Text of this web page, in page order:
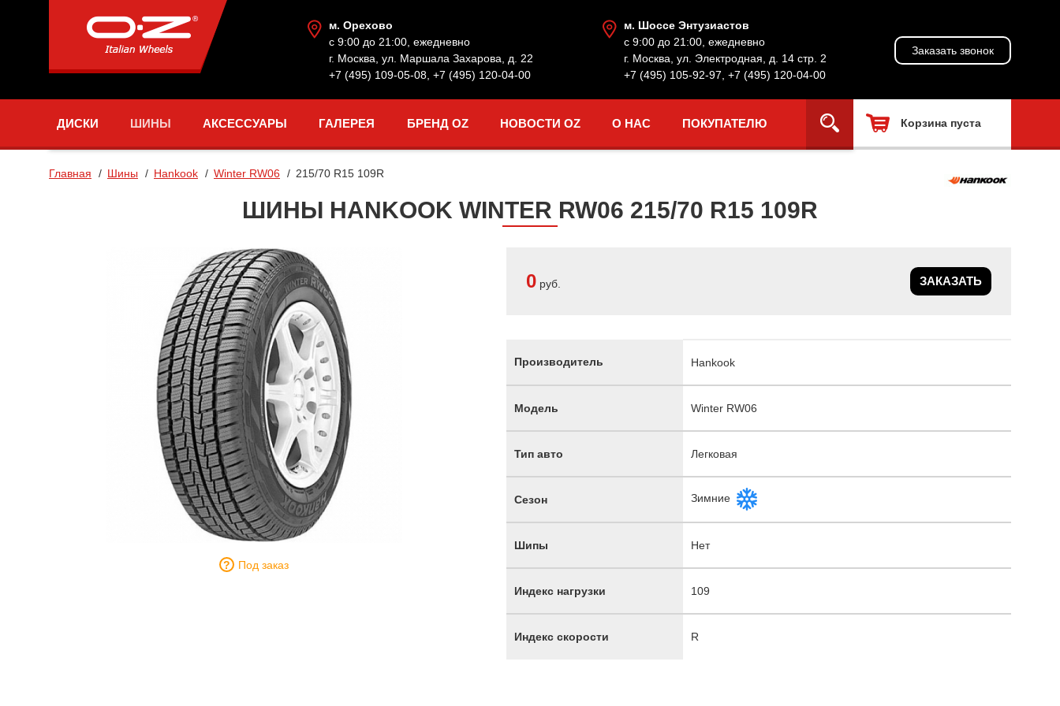
м. Орехово
с 9:00 до 21:00, ежедневно
г. Москва, ул. Маршала Захарова, д. 22
+7 (495) 109-05-08 +7 (495) 120-04-00
м. Шоссе Энтузиастов
с 9:00 до 21:00, ежедневно
г. Москва, ул. Электродная, д. 14 стр. 2
+7 (495) 105-92-97 +7 (495) 120-04-00
Заказать звонок
ДИСКИ ШИНЫ АКСЕССУАРЫ ГАЛЕРЕЯ БРЕНД OZ НОВОСТИ OZ О НАС ПОКУПАТЕЛЮ Корзина пуста
Главная Шины Hankook Winter RW06 215/70 R15 109R
ШИНЫ HANKOOK WINTER RW06 215/70 R15 109R
Под заказ
0 руб. ЗАКАЗАТЬ
Производитель Hankook
Модель Winter RW06
Тип авто Легковая
Сезон Зимние
Шипы Нет
Индекс нагрузки 109
Индекс скорости R